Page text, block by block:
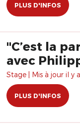
PLUS D'INFOS
"C’est la
avec
Stage | Mis à jour il y
PLUS D'INFOS